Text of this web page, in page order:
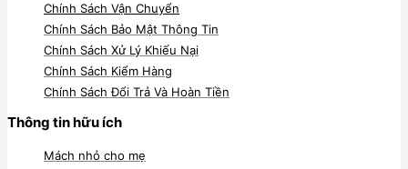
Chính Sách Vận Chuyển
Chính Sách Bảo Mật Thông Tin
Chính Sách Xử Lý Khiếu Nại
Chính Sách Kiểm Hàng
Chính Sách Đổi Trả Và Hoàn Tiền
Thông tin hữu ích
Mách nhỏ cho mẹ